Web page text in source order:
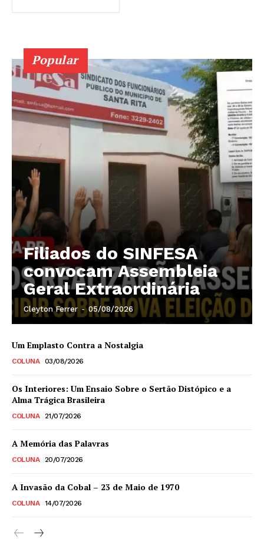
Popular
Filiados do SINFESA
convocam Assembleia
Geral Extraordinária
Cleyton Ferrer - 05/08/2026
Um Emplasto Contra a Nostalgia
COLUNA 03/08/2026
Os Interiores: Um Ensaio Sobre o Sertão Distópico e a
Alma Trágica Brasileira
COLUNA 21/07/2026
A Memória das Palavras
COLUNA 20/07/2026
A Invasão da Cobal – 23 de Maio de 1970
COLUNA 14/07/2026